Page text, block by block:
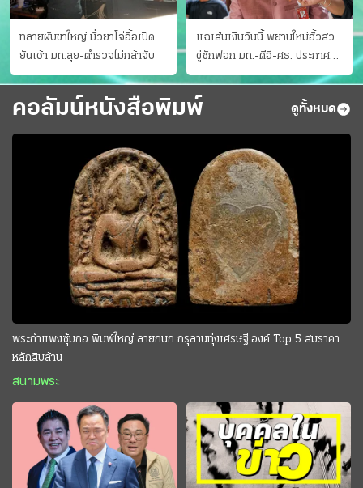
ทลายผับขาใหญ่ มั่วยาโจ๋อื้อเปิด
ยันเช้า มท.ลุย-ตำรวจไม่กล้าจับ
แฉเส้นเงินวันนี้ พยานใหม่ฮั้วสว.
ขู่ซักฟอก มท.-ดีอี-ศธ. ประกาศ
บัญชีท้องถิ่น
คอลัมน์หนังสือพิมพ์ ดูทั้งหมด
พระกำแพงซุ้มกอ พิมพ์ใหญ่ ลายกนก กรุลานทุ่งเศรษฐี องค์ Top 5 สมราคา
หลักสิบล้าน
สนามพระ